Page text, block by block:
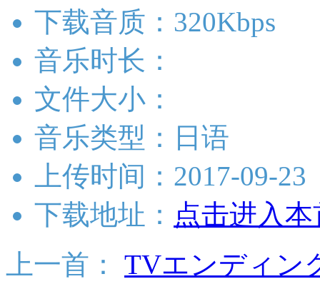
下载音质：320Kbps
音乐时长：
文件大小：
音乐类型：日语
上传时间：2017-09-23
下载地址： 点击进入
上一首：
TVエンディン